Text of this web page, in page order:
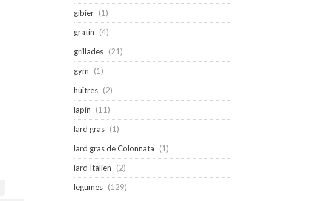
gibier (1)
gratin
(4)
grillades (21)
gym
(1)
huîtres (2)
lapin
(11)
lard gras (1)
lard gras de Colonnata
(1)
lard Italien
(2)
legumes (129)